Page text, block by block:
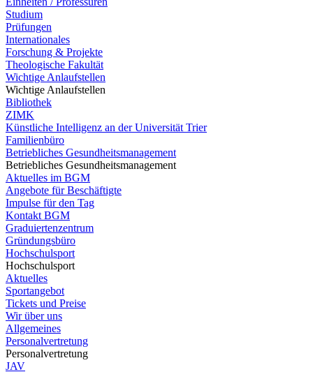
Studium
Prüfungen
Internationales
Forschung & Projekte
Theologische Fakultät
Wichtige Anlaufstellen
Wichtige Anlaufstellen
Bibliothek
ZIMK
Künstliche Intelligenz an der Universität Trier
Familienbüro
Betriebliches Gesundheitsmanagement
Betriebliches Gesundheitsmanagement
Aktuelles im BGM
Angebote für Beschäftigte
Impulse für den Tag
Kontakt BGM
Graduiertenzentrum
Gründungsbüro
Hochschulsport
Hochschulsport
Aktuelles
Sportangebot
Tickets und Preise
Wir über uns
Allgemeines
Personalvertretung
Personalvertretung
JAV